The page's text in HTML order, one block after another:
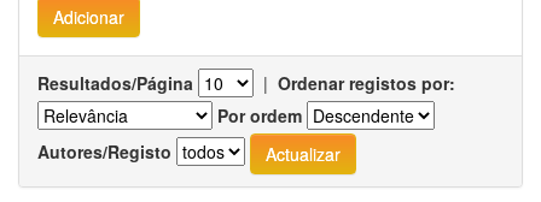
Resultados/Página | Ordenar registos por:
Por ordem
Autores/Registo